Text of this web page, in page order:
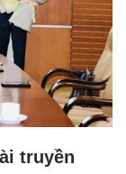
truyền